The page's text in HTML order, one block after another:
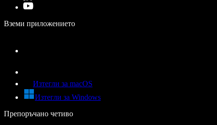
Вземи приложението
Изтегли за macOS
Изтегли за Windows
Препоръчано четиво